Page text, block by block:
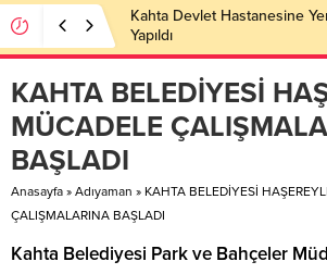
Kahta Devlet Hastanesine
Yapıldı
KAHTA BELEDİYESİ
MÜCADELE
BAŞLADI
Anasayfa » Adıyaman » KAHTA BELEDİYESİ
ÇALIŞMALARINA BAŞLADI
Kahta Belediyesi Park ve Bahçeler